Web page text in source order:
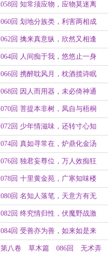
058回 知常须应物，应物莫迷离
060回 划地分族类，利害两相成
062回 擒来真意纵，欣然又相逢
064回 人间痴于我，悠悠止一身
066回 携醉耽风月，枕酒揽诗眠
068回 因人而用器，未必倚神通
070回 菩提本非树，凤自与梧桐
072回 少年情滋味，还转寸心知
074回 真如寻常在，炉鼎化金汤
076回 独君妄尊位，万人效痴狂
078回 十里黄金苑，广寒知味楼
080回 名知人落笔，天意方有无
082回 终究情归性，伏魔野战激
084回 受善亦为善，如来如是来
第八卷 草木篇 086回 无术弄